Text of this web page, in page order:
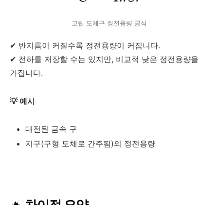
고립 도체구 정전용량 공식
✔ 반지름이 커질수록 정전용량이 커집니다.
✔ 전하를 저장할 수는 있지만, 비교적 낮은 정전용량을
가집니다.
💡 예시
대전된 금속 구
지구(구형 도체로 간주됨)의 정전용량